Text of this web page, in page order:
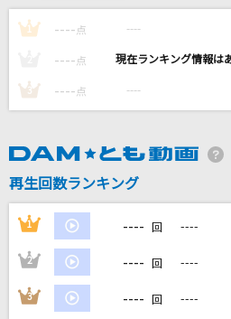
UNISON SQUARE GARDEN
DAMの新曲・ランキ
カラオケ最新情報を
カラオケをもっと楽
1 ---- 点 ----
---- 点 ----
3 ---- 点 ----
再生回数ランキング
1 ---- 回 ----
2 ---- 回 ----
3 ---- 回 ----